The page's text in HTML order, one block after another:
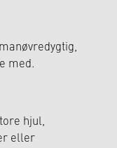
med.
hjul,
eller